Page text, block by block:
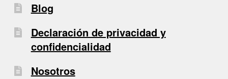
Blog
Declaración de privacidad y
confidencialidad
Nosotros